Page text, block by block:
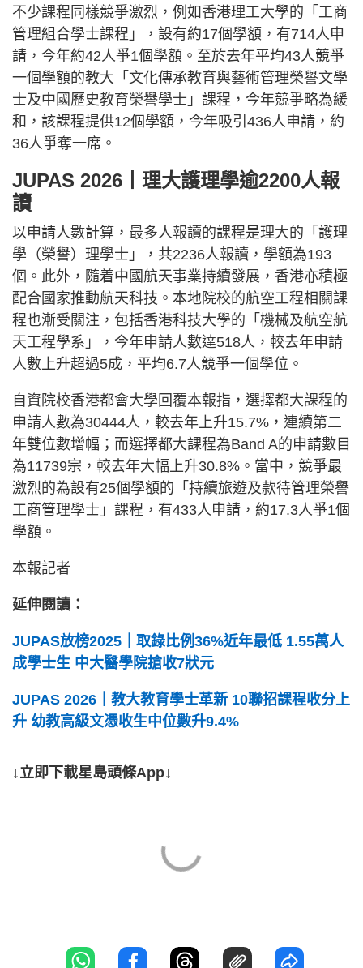
不少課程同樣競爭激烈，例如香港理工大學的「工商
管理組合學士課程」，設有約17個學額，有714人申
請，今年約42人爭1個學額。至於去年平均43人競爭
一個學額的教大「文化傳承教育與藝術管理榮譽文學
士及中國歷史教育榮譽學士」課程，今年競爭略為緩
和，該課程提供12個學額，今年吸引436人申請，約
36人爭奪一席。
JUPAS 2026丨理大護理學逾2200人報
讀
以申請人數計算，最多人報讀的課程是理大的「護理
學（榮譽）理學士」，共2236人報讀，學額為193
個。此外，隨着中國航天事業持續發展，香港亦積極
配合國家推動航天科技。本地院校的航空工程相關課
程也漸受關注，包括香港科技大學的「機械及航空航
天工程學系」，今年申請人數達518人，較去年申請
人數上升超過5成，平均6.7人競爭一個學位。
自資院校香港都會大學回覆本報指，選擇都大課程的
申請人數為30444人，較去年上升15.7%，連續第二
年雙位數增幅；而選擇都大課程為Band A的申請數目
為11739宗，較去年大幅上升30.8%。當中，競爭最
激烈的為設有25個學額的「持續旅遊及款待管理榮譽
工商管理學士」課程，有433人申請，約17.3人爭1個
學額。
本報記者
延伸閱讀：
JUPAS放榜2025｜取錄比例36%近年最低 1.55萬人
成學士生 中大醫學院搶收7狀元
JUPAS 2026｜教大教育學士革新 10聯招課程收分上
升 幼教高級文憑收生中位數升9.4%
↓立即下載星島頭條App↓